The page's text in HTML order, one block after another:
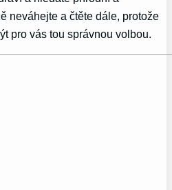
neváhejte a čtěte dále, protože
pro vás tou správnou volbou.